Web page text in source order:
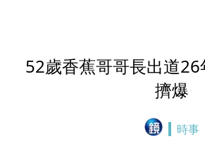
52歲香蕉哥哥長出道
擠爆
時事